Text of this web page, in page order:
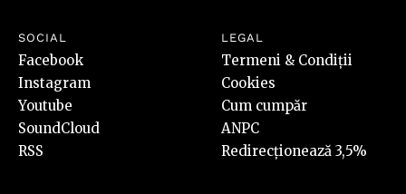
SOCIAL
Facebook
Instagram
Youtube
SoundCloud
RSS
LEGAL
Termeni & Condiții
Cookies
Cum cumpăr
ANPC
Redirecționează 3,5%